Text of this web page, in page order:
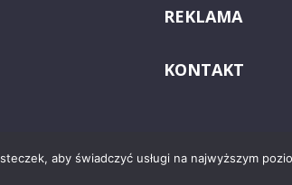
REKLAMA
KONTAKT
aby świadczyć usługi na najwyższym